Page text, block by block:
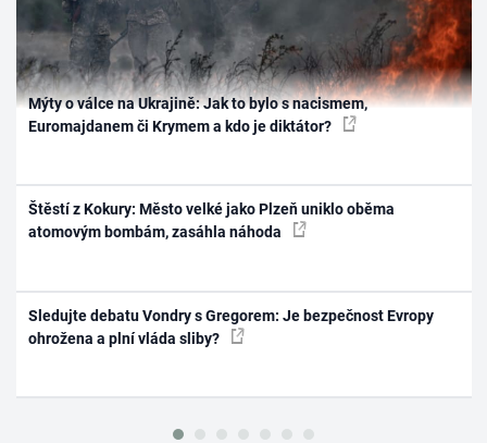
Mýty o válce na Ukrajině: Jak to bylo s nacismem,
Euromajdanem či Krymem a kdo je diktátor?
Štěstí z Kokury: Město velké jako Plzeň uniklo oběma
atomovým bombám, zasáhla náhoda
Sledujte debatu Vondry s Gregorem: Je bezpečnost Evropy
ohrožena a plní vláda sliby?